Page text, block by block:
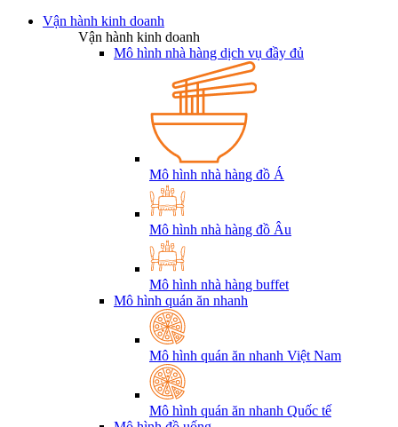
Vận hành kinh doanh
Vận hành kinh doanh
Mô hình nhà hàng dịch vụ đầy đủ
Mô hình nhà hàng đồ Á
Mô hình nhà hàng đồ Âu
Mô hình nhà hàng buffet
Mô hình quán ăn nhanh
Mô hình quán ăn nhanh Việt Nam
Mô hình quán ăn nhanh Quốc tế